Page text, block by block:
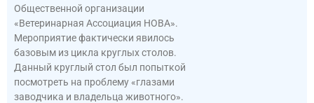
Общественной организации
«Ветеринарная Ассоциация НОВА».
Мероприятие фактически явилось
базовым из цикла круглых столов.
Данный круглый стол был попыткой
посмотреть на проблему «глазами
заводчика и владельца животного».